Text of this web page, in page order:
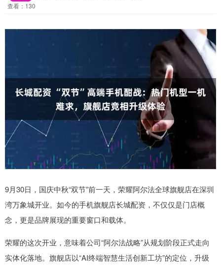
查看：130
9月30日，国庆中秋“双节”前一天，荣耀阿尔法全球旗舰店在深圳
湾万象城开业。如今的手机旗舰店长城配资，不仅仅是门店概
念，更是品牌展现的重要窗口和载体。
荣耀的这次开业，意味着公司“阿尔法战略”从规划阶段正式走向
实体化落地。旗舰店以“AI终端智慧生活创新工坊”的定位，升级